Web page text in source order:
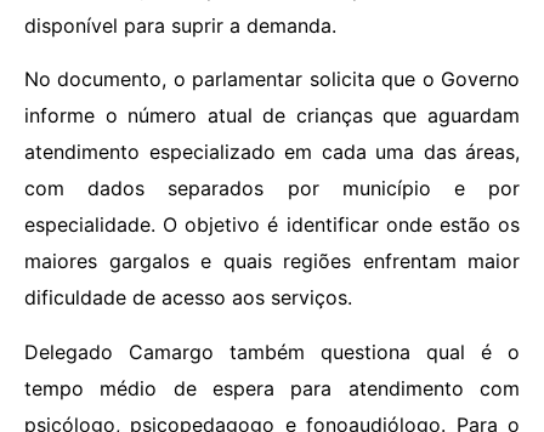
disponível para suprir a demanda.
No documento, o parlamentar solicita que o Governo
informe o número atual de crianças que aguardam
atendimento especializado em cada uma das áreas,
com dados separados por município e por
especialidade. O objetivo é identificar onde estão os
maiores gargalos e quais regiões enfrentam maior
dificuldade de acesso aos serviços.
Delegado Camargo também questiona qual é o
tempo médio de espera para atendimento com
psicólogo, psicopedagogo e fonoaudiólogo. Para o